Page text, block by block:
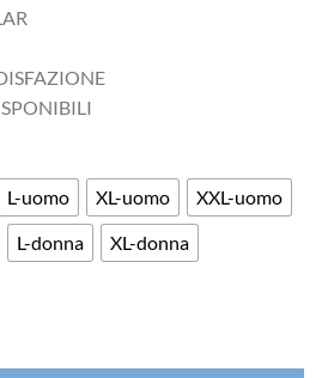
L-uomo XL-uomo
XXL-uomo
L-donna XL-donna